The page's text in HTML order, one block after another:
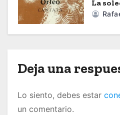
e
e
t
r
a
La
Deja una
Lo siento, debes estar
un comentario.